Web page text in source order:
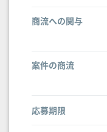
商流への関与
案件の商流
応募期限